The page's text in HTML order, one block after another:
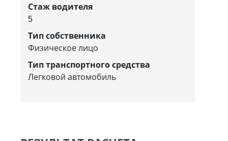
Стаж водителя
5
Тип собственника
Физическое лицо
Тип транспортного средства
Легковой автомобиль